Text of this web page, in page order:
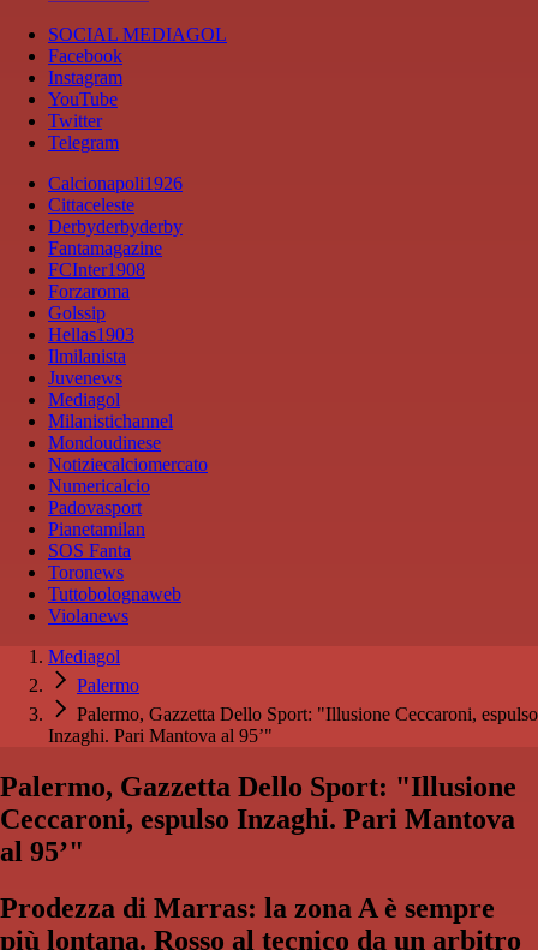
SOCIAL MEDIAGOL
Facebook
Instagram
YouTube
Twitter
Telegram
Calcionapoli1926
Cittaceleste
Derbyderbyderby
Fantamagazine
FCInter1908
Forzaroma
Golssip
Hellas1903
Ilmilanista
Juvenews
Mediagol
Milanistichannel
Mondoudinese
Notiziecalciomercato
Numericalcio
Padovasport
Pianetamilan
SOS Fanta
Toronews
Tuttobolognaweb
Violanews
Mediagol
Palermo
Palermo, Gazzetta Dello Sport: "Illusione Ceccaroni, espulso
Inzaghi. Pari Mantova al 95’"
Palermo, Gazzetta Dello Sport: "Illusione
Ceccaroni, espulso Inzaghi. Pari Mantova
al 95’"
Prodezza di Marras: la zona A è sempre
più lontana. Rosso al tecnico da un arbitro